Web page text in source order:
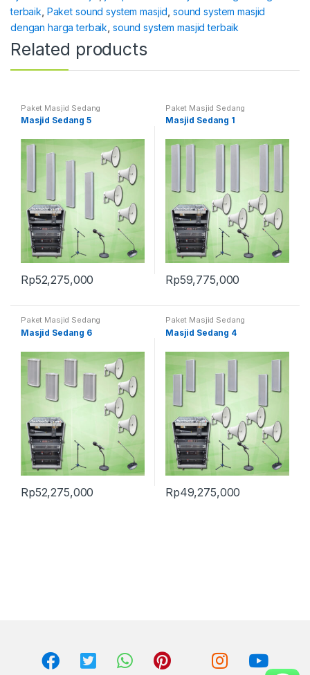
terbaik Paket sound system masjid sound system masjid
dengan harga terbaik sound system masjid terbaik
Related products
Paket Masjid Sedang
Masjid Sedang 5
Rp52,275,000
Paket Masjid Sedang
Masjid Sedang 1
Rp59,775,000
Paket Masjid Sedang
Masjid Sedang 6
Rp52,275,000
Paket Masjid Sedang
Masjid Sedang 4
Rp49,275,000